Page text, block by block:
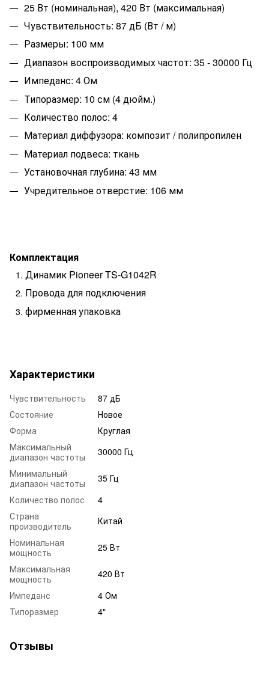
25 Вт (номинальная), 420 Вт (максимальная)
Чувствительность: 87 дБ (Вт / м)
Размеры: 100 мм
Диапазон воспроизводимых частот: 35 - 30000 Гц
Импеданс: 4 Ом
Типоразмер: 10 см (4 дюйм.)
Количество полос: 4
Материал диффузора: композит / полипропилен
Материал подвеса: ткань
Установочная глубина: 43 мм
Учредительное отверстие: 106 мм
Комплектация
Динамик Pioneer TS-G1042R
Провода для подключения
фирменная упаковка
Характеристики
Чувствительность
87 дБ
Состояние
Новое
Форма
Круглая
Максимальный
диапазон частоты
30000 Гц
Минимальный
диапазон частоты
35 Гц
Количество полос
4
Страна
производитель
Китай
Номинальная
мощность
25 Вт
Максимальная
мощность
420 Вт
Импеданс
4 Ом
Типоразмер
4"
Отзывы